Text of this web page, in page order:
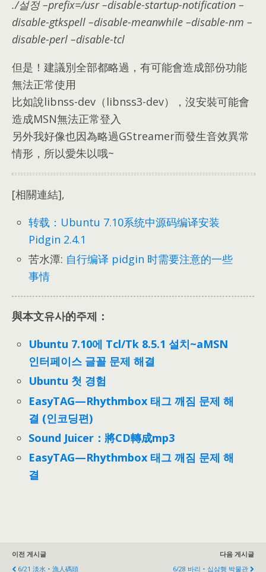
./설정 –prefix=/usr–disable-startup-notification –
disable-gtkspell –disable-meanwhile –disable-nm –
disable-perl –disable-tcl
但是！建議別全部都略過 ， 有可能會造成部份功能
無法正常使用
比如說libnss-dev（libnss3-dev）
， 沒安裝可能會
造成MSN無法正常登入
另外我好像也因為略過GStreamer而發生音效異常
情形 ， 所以愛朱以哦~
[相關連結],
转载 ： Ubuntu 7.10系统中源码编译安装
Pidgin 2.4.1
苦水潭: 自行编译 pidgin 时需要注意的一些
事情
與本文유사的주제：
Ubuntu 7.10에 Tcl/Tk 8.5.1 설치~aMSN
인터페이스 글꼴 문제 해결
Ubuntu 첫 경험
EasyTAG—Rhythmbox 태그 깨짐 문제 해
결 (인코딩편)
Sound Juicer ：將CD轉成mp3
EasyTAG—Rhythmbox 태그 깨짐 문제 해
결
이전 게시글
6/21 淡水‧漁人碼頭
다음 게시글
6/28 바리‧십삼행 박물관